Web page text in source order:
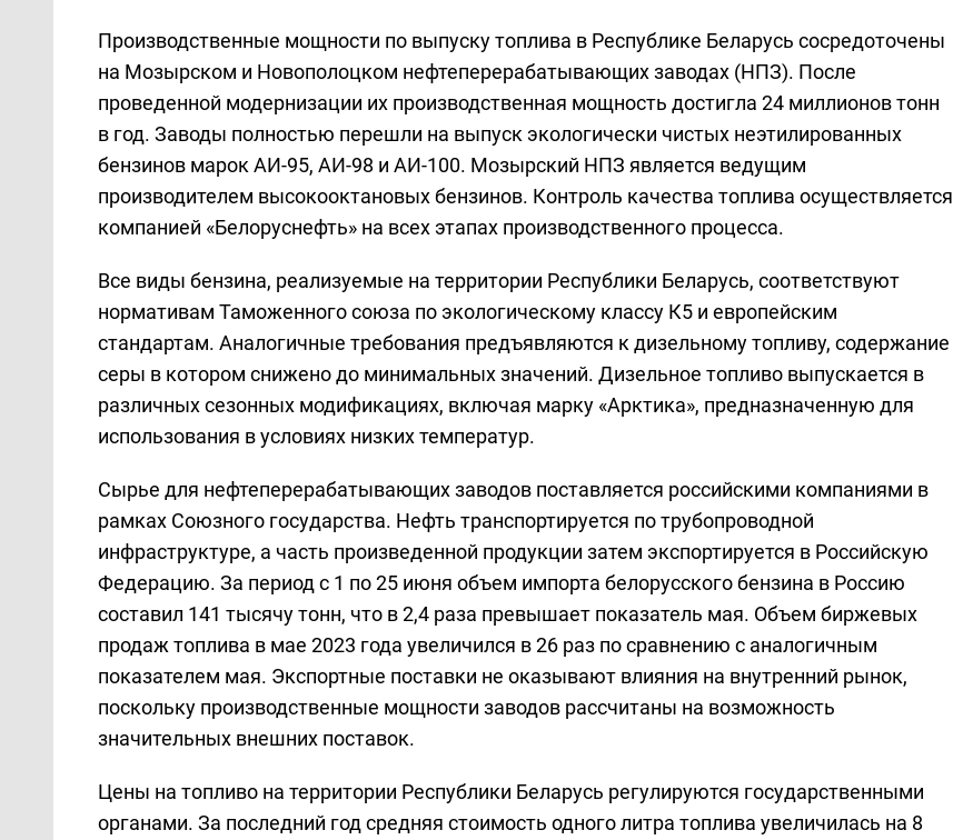
Производственные мощности по выпуску топлива в Республике Беларусь сосредоточены
на Мозырском и Новополоцком нефтеперерабатывающих заводах (НПЗ). После
проведенной модернизации их производственная мощность достигла 24 миллионов тонн
в год. Заводы полностью перешли на выпуск экологически чистых неэтилированных
бензинов марок АИ-95, АИ-98 и АИ-100. Мозырский НПЗ является ведущим
производителем высокооктановых бензинов. Контроль качества топлива осуществляется
компанией «Белоруснефть» на всех этапах производственного процесса.
Все виды бензина, реализуемые на территории Республики Беларусь, соответствуют
нормативам Таможенного союза по экологическому классу К5 и европейским
стандартам. Аналогичные требования предъявляются к дизельному топливу, содержание
серы в котором снижено до минимальных значений. Дизельное топливо выпускается в
различных сезонных модификациях, включая марку «Арктика», предназначенную для
использования в условиях низких температур.
Сырье для нефтеперерабатывающих заводов поставляется российскими компаниями в
рамках Союзного государства. Нефть транспортируется по трубопроводной
инфраструктуре, а часть произведенной продукции затем экспортируется в Российскую
Федерацию. За период с 1 по 25 июня объем импорта белорусского бензина в Россию
составил 141 тысячу тонн, что в 2,4 раза превышает показатель мая. Объем биржевых
продаж топлива в мае 2023 года увеличился в 26 раз по сравнению с аналогичным
показателем мая. Экспортные поставки не оказывают влияния на внутренний рынок,
поскольку производственные мощности заводов рассчитаны на возможность
значительных внешних поставок.
Цены на топливо на территории Республики Беларусь регулируются государственными
органами. За последний год средняя стоимость одного литра топлива увеличилась на 8